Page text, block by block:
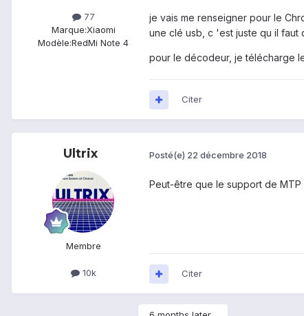
77
Marque:Xiaomi
Modèle:RedMi Note 4
je vais me renseigner pour le
une clé usb, c 'est juste qu il faut
pour le décodeur, je télécharge
Citer
Ultrix
Membre
10k
Posté(e) 22 décembre 2018
Peut-être que le support de
Citer